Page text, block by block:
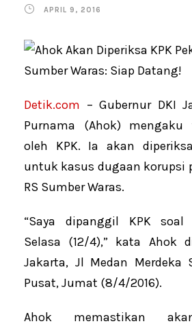
APRIL 9, 2016
Detik.com – Gubernur DKI
Purnama (Ahok)
oleh KPK. Ia akan
untuk kasus dugaan korupsi
RS Sumber Waras.
“Saya dipanggil KPK soal
Selasa (12/4),” kata Ahok
Jakarta, Jl Medan Merdeka
Pusat, Jumat (8/4/2016).
Ahok memastikan